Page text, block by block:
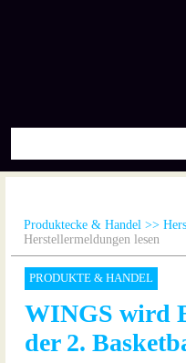
Produktecke & Handel
Herstellermeldungen lesen
PRODUKTE & HANDEL
WINGS wird
der 2.